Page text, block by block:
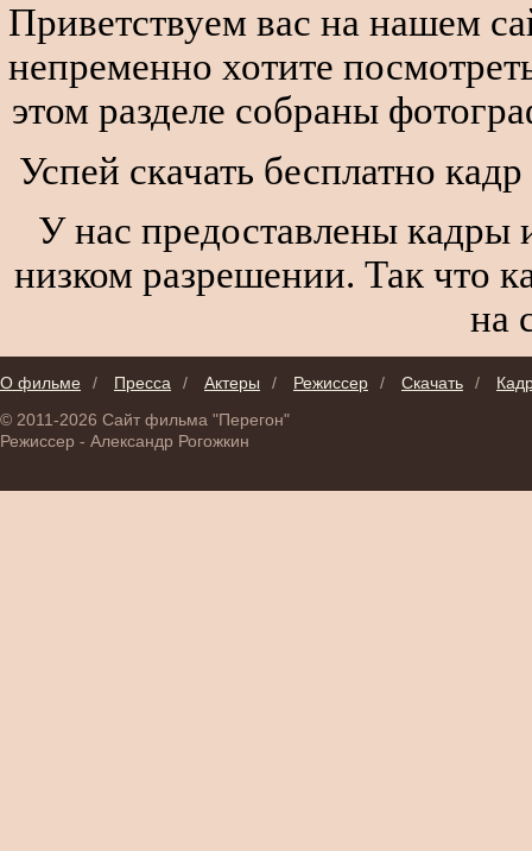
Приветствуем вас на нашем
непременно хотите
этом разделе собраны
Успей скачать бесплатно
У нас предоставлены кадры
низком разрешении. Так что
на
О фильме / Пресса / Актеры / Режиссер / Скачать /
© 2011-2026 Сайт фильма "Перегон"
Режиссер - Александр Рогожкин